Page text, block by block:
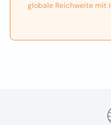
globale Reichweite mit